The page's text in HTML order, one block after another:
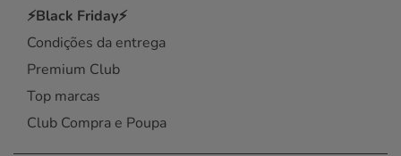
⚡Black Friday⚡
Condições da entrega
Premium Club
Top marcas
Club Compra e Poupa